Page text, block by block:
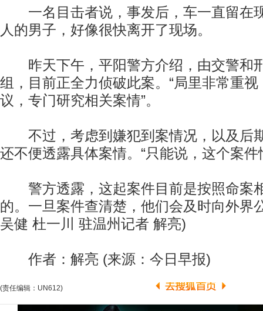
一名目击者说，事发后，车一直留在
人的男子，好像很快离开了现场。
昨天下午，平阳警方介绍，由交警和
组，目前正全力侦破此案。“局里非常重
议，专门研究相关案情”。
不过，考虑到嫌犯到案情况，以及后
还不便透露具体案情。“只能说，这个案件
警方透露，这起案件目前是按照命案
的。一旦案件查清楚，他们会及时向外界
吴健 杜一川 驻温州记者 解亮)
作者：解亮 (来源：今日早报)
(责任编辑：UN612)